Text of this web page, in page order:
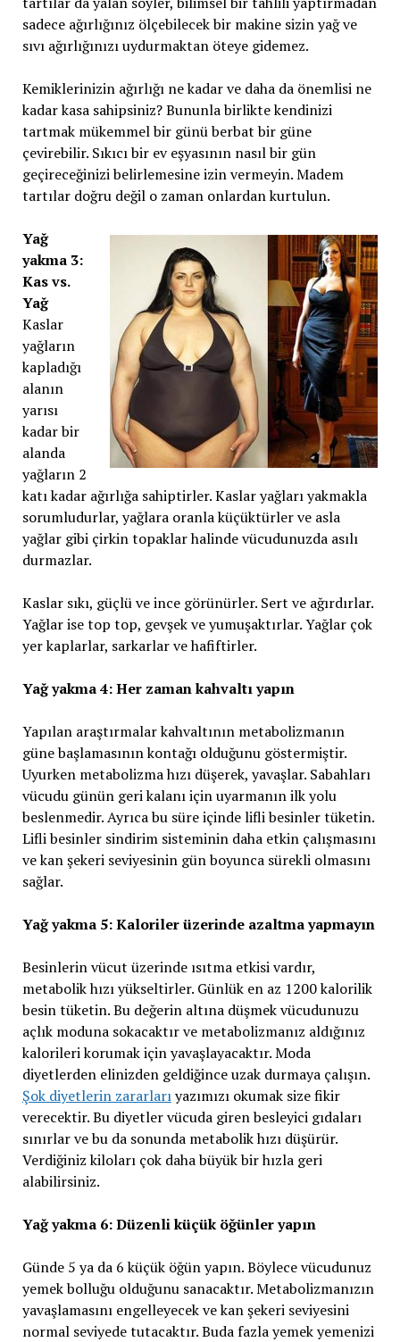
sadece ağırlığınız ölçebilecek bir makine sizin yağ ve
sıvı ağırlığınızı uydurmaktan öteye gidemez.
Kemiklerinizin ağırlığı ne kadar ve daha da önemlisi ne
kadar kasa sahipsiniz? Bununla birlikte kendinizi
tartmak mükemmel bir günü berbat bir güne
çevirebilir. Sıkıcı bir ev eşyasının nasıl bir gün
geçireceğinizi belirlemesine izin vermeyin. Madem
tartılar doğru değil o zaman onlardan kurtulun.
Yağ
yakma 3:
Kas vs.
Yağ
Kaslar
yağların
kapladığı
alanın
yarısı
kadar bir
alanda
yağların 2
katı kadar ağırlığa sahiptirler. Kaslar yağları yakmakla
sorumludurlar, yağlara oranla küçüktürler ve asla
yağlar gibi çirkin topaklar halinde vücudunuzda asılı
durmazlar.
Kaslar sıkı, güçlü ve ince görünürler. Sert ve ağırdırlar.
Yağlar ise top top, gevşek ve yumuşaktırlar. Yağlar çok
yer kaplarlar, sarkarlar ve hafiftirler.
Yağ yakma 4: Her zaman kahvaltı yapın
Yapılan araştırmalar kahvaltının metabolizmanın
güne başlamasının kontağı olduğunu göstermiştir.
Uyurken metabolizma hızı düşerek, yavaşlar. Sabahları
vücudu günün geri kalanı için uyarmanın ilk yolu
beslenmedir. Ayrıca bu süre içinde lifli besinler tüketin.
Lifli besinler sindirim sisteminin daha etkin çalışmasını
ve kan şekeri seviyesinin gün boyunca sürekli olmasını
sağlar.
Yağ yakma 5: Kaloriler üzerinde azaltma yapmayın
Besinlerin vücut üzerinde ısıtma etkisi vardır,
metabolik hızı yükseltirler. Günlük en az 1200 kalorilik
besin tüketin. Bu değerin altına düşmek vücudunuzu
açlık moduna sokacaktır ve metabolizmanız aldığınız
kalorileri korumak için yavaşlayacaktır. Moda
diyetlerden elinizden geldiğince uzak durmaya çalışın.
Şok diyetlerin zararlarıyazımızı okumak size fikir
verecektir. Bu diyetler vücuda giren besleyici gıdaları
sınırlar ve bu da sonunda metabolik hızı düşürür.
Verdiğiniz kiloları çok daha büyük bir hızla geri
alabilirsiniz.
Yağ yakma 6: Düzenli küçük öğünler yapın
Günde 5 ya da 6 küçük öğün yapın. Böylece vücudunuz
yemek bolluğu olduğunu sanacaktır. Metabolizmanızın
yavaşlamasını engelleyecek ve kan şekeri seviyesini
normal seviyede tutacaktır. Buda fazla yemek yemenizi